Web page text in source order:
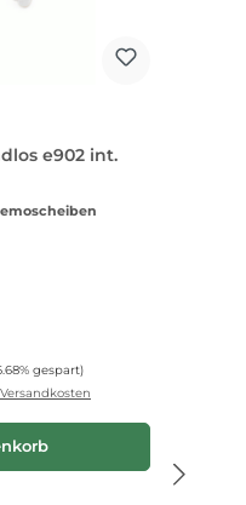
e902 int.
gespart)